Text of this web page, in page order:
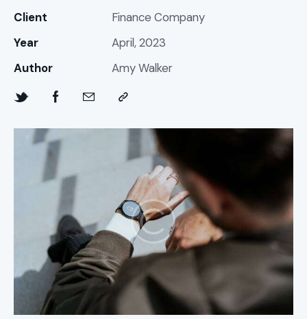
Client
Finance Company
Year
April, 2023
Author
Amy Walker